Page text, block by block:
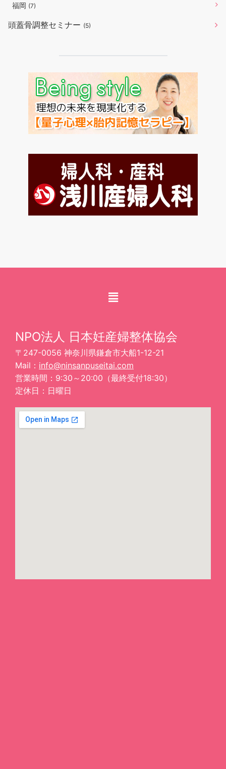
福岡 (7)
頭蓋骨調整セミナー (5)
NPO法人 日本妊産婦整体協会
〒247-0056 神奈川県鎌倉市大船1-12-21
Mail： info@ninsanpuseitai.com
営業時間：9:30～20:00（最終受付18:30）
定休日：日曜日